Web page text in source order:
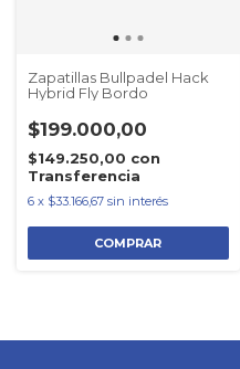
Zapatillas Bullpadel Hack
Hybrid Fly Bordo
$199.000,00
$149.250,00 con
Transferencia
6 x $33.166,67 sin interés
COMPRAR